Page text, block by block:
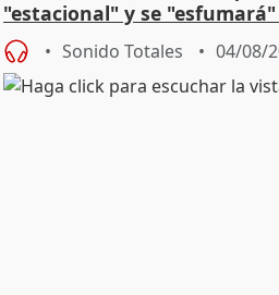
"estacional" y se
Sonido Totales 04/08/